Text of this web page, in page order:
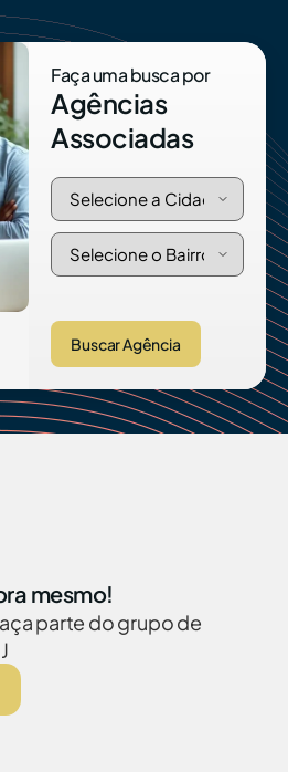
Faça uma busca por
Agências
Associadas
Buscar Agência
mesmo!
parte do grupo de